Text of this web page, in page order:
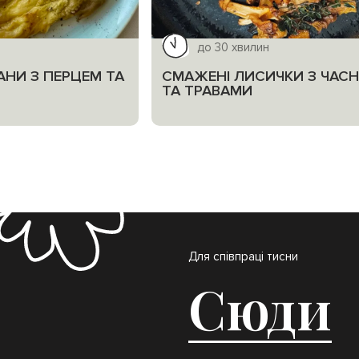
З ПЕРЦЕМ ТА
до 30 хвилин
СМАЖЕНІ ЛИСИЧКИ З
ТА ТРАВАМИ
Для співпраці тисни
Сюди